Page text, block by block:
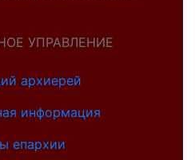
УПРАВЛЕНИЕ
архиерей
информация
епархии